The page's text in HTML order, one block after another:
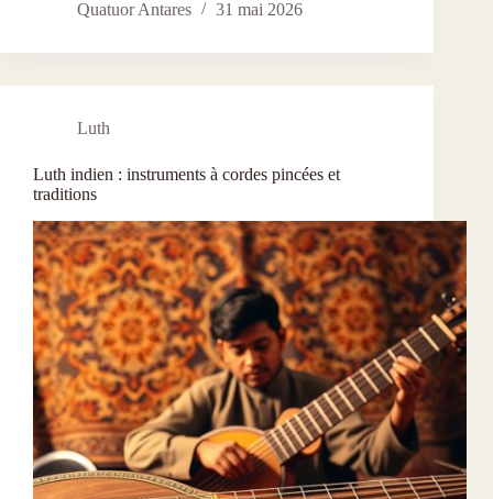
Quatuor Antares 31 mai 2026
Luth
Luth indien : instruments à cordes pincées et
traditions